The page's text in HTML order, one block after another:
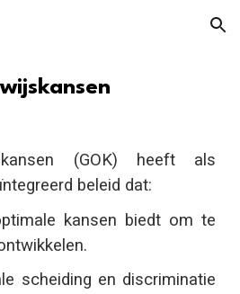
Skip to navigation
(GOK) heeft als
beleid dat:
kansen biedt om te
scheiding en discriminatie